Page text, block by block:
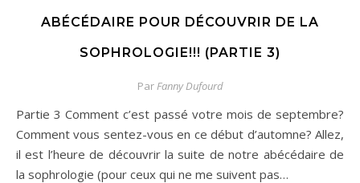
ABÉCÉDAIRE POUR DÉCOUVRIR DE LA
SOPHROLOGIE!!! (PARTIE 3)
Par Fanny Dufourd
Partie 3 Comment c’est passé votre mois de septembre?
Comment vous sentez-vous en ce début d’automne? Allez,
il est l’heure de découvrir la suite de notre abécédaire de
la sophrologie (pour ceux qui ne me suivent pas…